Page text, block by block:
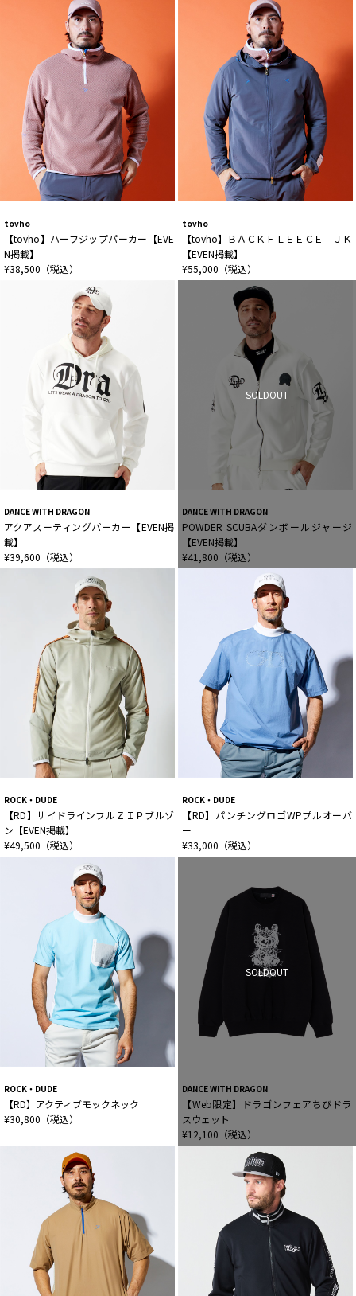
tovho
【tovho】ハーフジップパーカー【EVE
N掲載】
¥38,500（税込）
tovho
【tovho】ＢＡＣＫＦＬＥＥＣＥ ＪＫ
【EVEN掲載】
¥55,000（税込）
DANCE WITH DRAGON
アクアスーティングパーカー【EVEN掲
載】
¥39,600（税込）
DANCE WITH DRAGON
SOLDOUT
POWDER SCUBAダンボールジャージ
【EVEN掲載】
¥41,800（税込）
ROCK・DUDE
【RD】サイドラインフルＺＩＰブルゾ
ン【EVEN掲載】
¥49,500（税込）
ROCK・DUDE
【RD】パンチングロゴWPプルオーバ
ー
¥33,000（税込）
ROCK・DUDE
【RD】アクティブモックネック
¥30,800（税込）
DANCE WITH DRAGON
SOLDOUT
【Web限定】ドラゴンフェアちびドラ
スウェット
¥12,100（税込）